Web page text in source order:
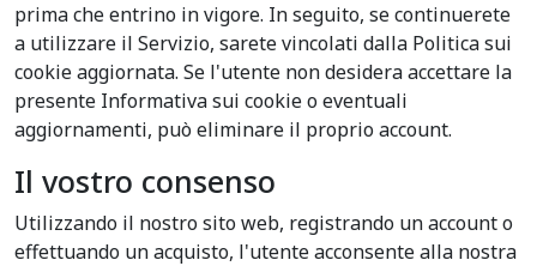
prima che entrino in vigore. In seguito, se continuerete
a utilizzare il Servizio, sarete vincolati dalla Politica sui
cookie aggiornata. Se l'utente non desidera accettare la
presente Informativa sui cookie o eventuali
aggiornamenti, può eliminare il proprio account.
Il vostro consenso
Utilizzando il nostro sito web, registrando un account o
effettuando un acquisto, l'utente acconsente alla nostra